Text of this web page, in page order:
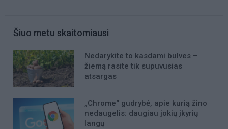
Šiuo metu skaitomiausi
Nedarykite to kasdami bulves –
žiemą rasite tik supuvusias
atsargas
„Chrome“ gudrybė, apie kurią žino
nedaugelis: daugiau jokių įkyrių
langų